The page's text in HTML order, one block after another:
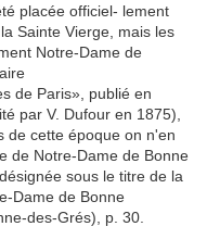
placée officiel- lement
Sainte Vierge, mais les
Notre-Dame de
de Paris», publié en
par V. Dufour en 1875),
de cette époque on n'en
de Notre-Dame de Bonne
sous le titre de la
Dame de Bonne
des-Grés), p. 30.